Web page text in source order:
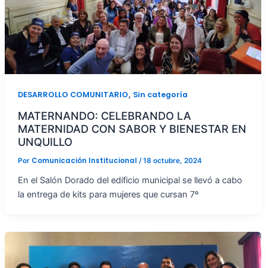
DESARROLLO COMUNITARIO, Sin categoría
MATERNANDO: CELEBRANDO LA
MATERNIDAD CON SABOR Y BIENESTAR EN
UNQUILLO
Por Comunicación Institucional /18 octubre, 2024
En el Salón Dorado del edificio municipal se llevó a cabo
la entrega de kits para mujeres que cursan 7º